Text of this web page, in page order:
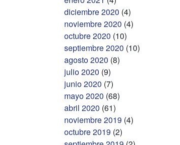
diciembre 2020 (4)
noviembre 2020 (4)
octubre 2020 (10)
septiembre 2020 (10)
agosto 2020 (8)
julio 2020 (9)
junio 2020 (7)
mayo 2020 (68)
abril 2020 (61)
noviembre 2019 (4)
octubre 2019 (2)